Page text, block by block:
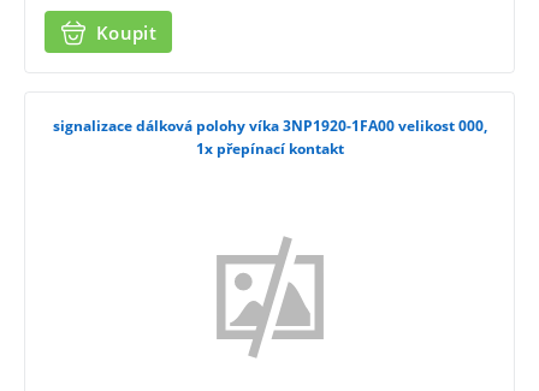
Koupit
signalizace dálková polohy víka 3NP1920-1FA00 velikost 000,
1x přepínací kontakt